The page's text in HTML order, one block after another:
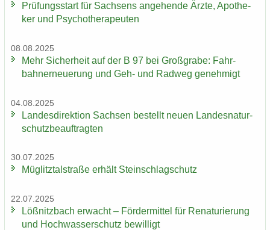
Prü­fungs­start für Sach­sens an­ge­hen­de Ärzte, Apo­the­
ker und Psy­cho­the­ra­peu­ten
08.08.2025
Mehr Si­cher­heit auf der B 97 bei Groß­gra­be: Fahr­
bahn­erneue­rung und Geh- und Rad­weg ge­neh­migt
04.08.2025
Lan­des­di­rek­ti­on Sach­sen be­stellt neuen Lan­des­na­tur­
schutz­be­auf­trag­ten
30.07.2025
Müg­litz­tal­stra­ße er­hält Stein­schlag­schutz
22.07.2025
Löß­nitz­bach er­wacht – För­der­mit­tel für Re­na­tu­rie­rung
und Hoch­was­ser­schutz be­wil­ligt